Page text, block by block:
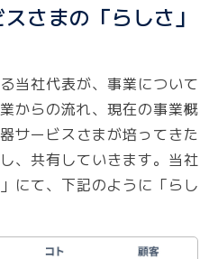
さまの「らしさ」
当社代表が、事業について
からの流れ、現在の事業概
サービスさまが培ってきた
、共有していきます。当社
にて、下記のように「らし